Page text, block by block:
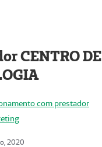
CENTRO DE
com prestador
2020